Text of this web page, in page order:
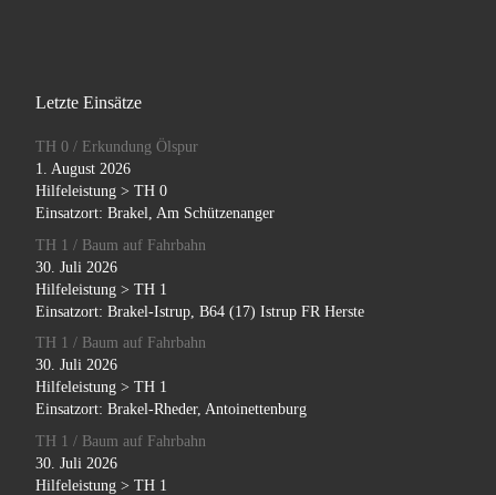
Letzte Einsätze
TH 0 / Erkundung Ölspur
1. August 2026
Hilfeleistung > TH 0
Einsatzort: Brakel, Am Schützenanger
TH 1 / Baum auf Fahrbahn
30. Juli 2026
Hilfeleistung > TH 1
Einsatzort: Brakel-Istrup, B64 (17) Istrup FR Herste
TH 1 / Baum auf Fahrbahn
30. Juli 2026
Hilfeleistung > TH 1
Einsatzort: Brakel-Rheder, Antoinettenburg
TH 1 / Baum auf Fahrbahn
30. Juli 2026
Hilfeleistung > TH 1